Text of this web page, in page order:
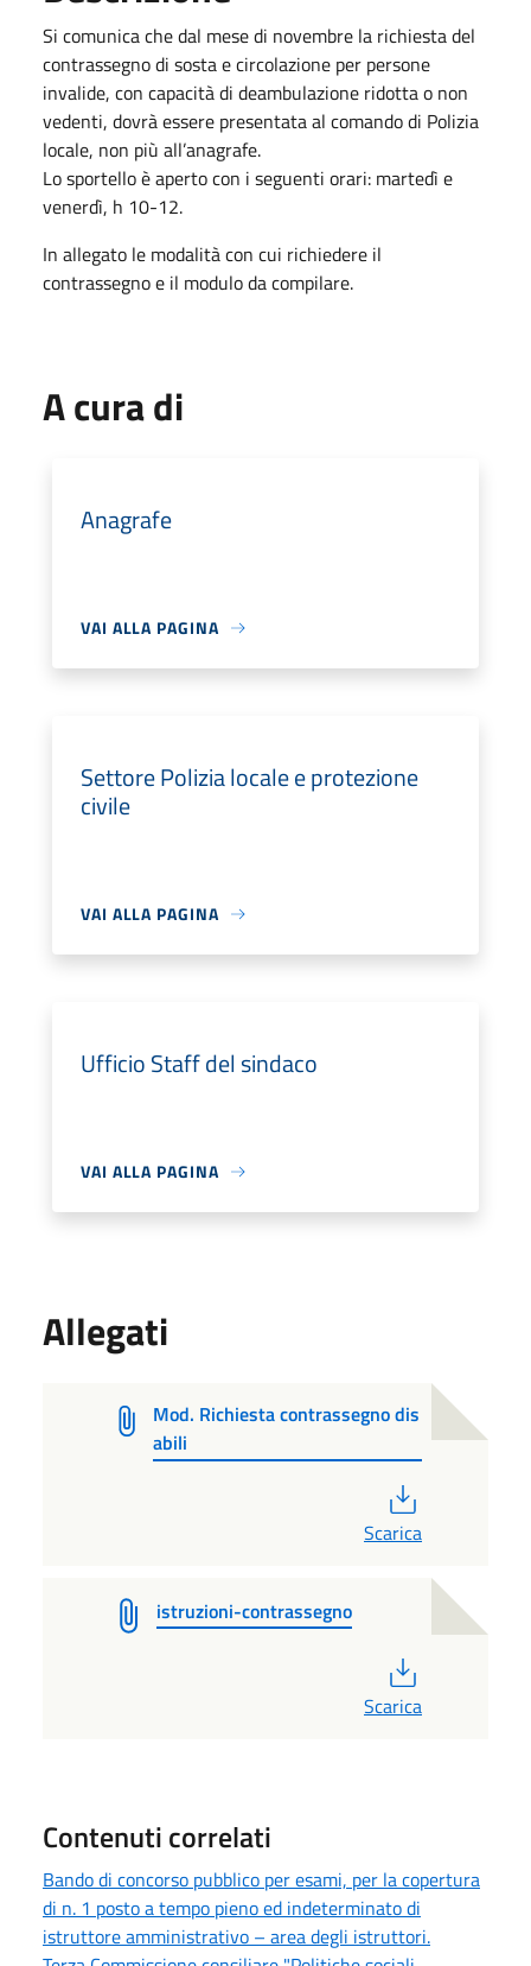
Si comunica che dal mese di novembre la richiesta del
contrassegno di sosta e circolazione per persone
invalide, con capacità di deambulazione ridotta o non
vedenti, dovrà essere presentata al comando di Polizia
locale, non più all’anagrafe.
Lo sportello è aperto con i seguenti orari: martedì e
venerdì, h 10-12.
In allegato le modalità con cui richiedere il
contrassegno e il modulo da compilare.
A cura di
Anagrafe
VAI ALLA PAGINA
Settore Polizia locale e protezione
civile
VAI ALLA PAGINA
Ufficio Staff del sindaco
VAI ALLA PAGINA
Allegati
Mod. Richiesta contrassegno dis
abili
Scarica
istruzioni-contrassegno
Scarica
Contenuti correlati
Bando di concorso pubblico per esami, per la copertura
di n. 1 posto a tempo pieno ed indeterminato di
istruttore amministrativo – area degli istruttori.